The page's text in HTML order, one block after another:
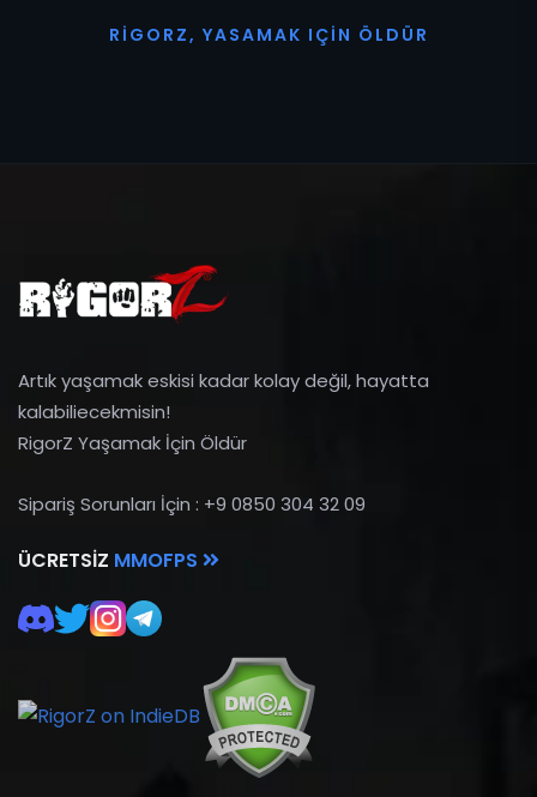
R I G O R Z, YASAMAK I ÇI N Ö L D Ü R
Artık yaşamak eskisi kadar kolay değil, hayatta
kalabiliecekmisin!
RigorZ Yaşamak İçin Öldür
Sipariş Sorunları İçin : +9 0850 304 32 09
ÜCRETSIZ MMOFPS